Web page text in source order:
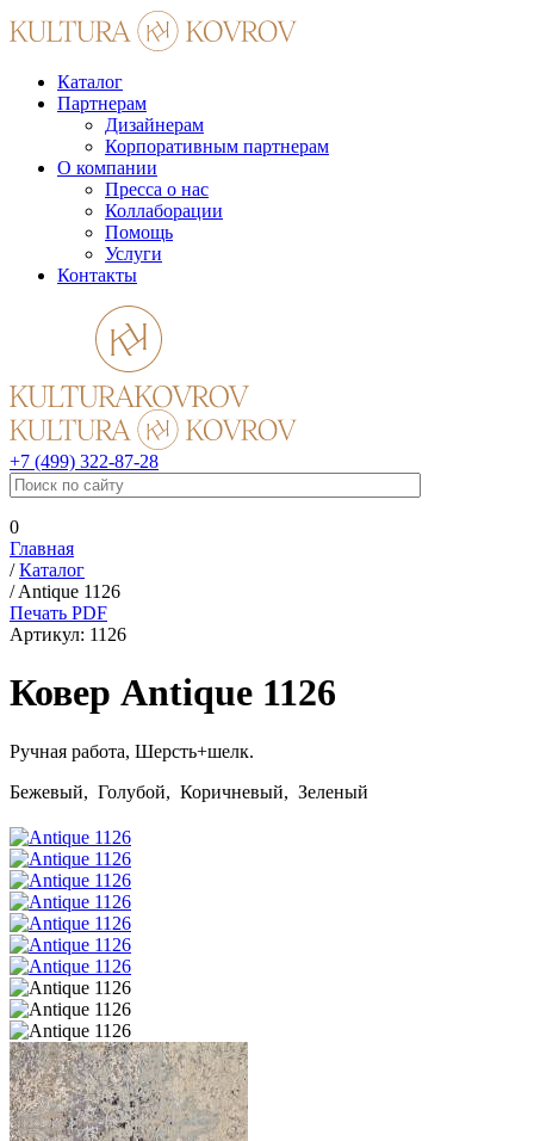
Каталог
Партнерам
Дизайнерам
Корпоративным партнерам
О компании
Пресса о нас
Коллаборации
Помощь
Услуги
Контакты
+7 (499) 322-87-28
0
Главная
/Каталог
/Antique 1126
Печать PDF
Артикул: 1126
Ковер Antique 1126
Ручная работа, Шерсть+шелк.
Бежевый, Голубой, Коричневый, Зеленый